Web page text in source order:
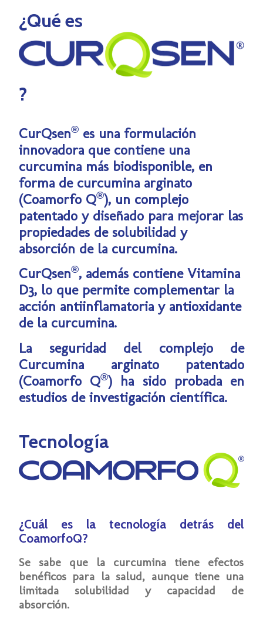
¿Qué es
?
CurQsen® es una formulación
innovadora que contiene una
curcumina más biodisponible, en
forma de curcumina arginato
(Coamorfo Q®), un complejo
patentado y diseñado para mejorar las
propiedades de solubilidad y
absorción de la curcumina.
CurQsen®, además contiene Vitamina
D3, lo que permite complementar la
acción antiinflamatoria y antioxidante
de la curcumina.
La seguridad del complejo de
Curcumina arginato patentado
(Coamorfo Q®) ha sido probada en
estudios de investigación científica.
Tecnología
¿Cuál es la tecnología detrás del
CoamorfoQ?
Se sabe que la curcumina tiene efectos
benéficos para la salud, aunque tiene una
limitada solubilidad y capacidad de
absorción.